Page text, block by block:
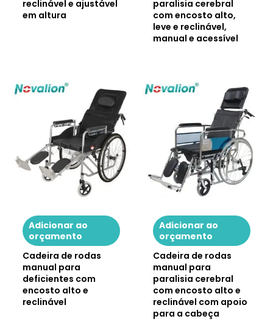
reclinável e ajustável
em altura
paralisia cerebral
com encosto alto,
leve e reclinável,
manual e acessível
Adicionar ao
orçamento
Cadeira de rodas
manual para
deficientes com
encosto alto e
reclinável
Adicionar ao
orçamento
Cadeira de rodas
manual para
paralisia cerebral
com encosto alto e
reclinável com apoio
para a cabeça